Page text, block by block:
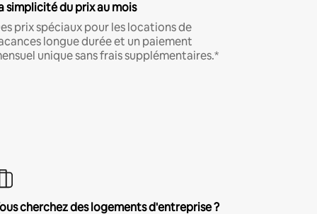
simplicité du prix au mois
prix spéciaux pour les locations de
longue durée et un paiement
unique sans frais supplémentaires.*
cherchez des logements d'entreprise ?